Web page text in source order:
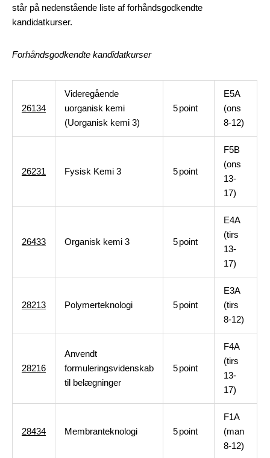
står på nedenstående liste af forhåndsgodkendte
kandidatkurser.
Forhåndsgodkendte kandidatkurser
26134
Videregående
uorganisk kemi
(Uorganisk kemi 3)
5point
E5A
(ons
8-12)
26231 Fysisk Kemi 3 5point
F5B
(ons
13-
17)
26433 Organisk kemi 3 5point
E4A
(tirs
13-
17)
28213 Polymerteknologi 5point
E3A
(tirs
8-12)
28216
Anvendt
formuleringsvidenskab
til belægninger
5point
F4A
(tirs
13-
17)
28434 Membranteknologi 5point
F1A
(man
8-12)